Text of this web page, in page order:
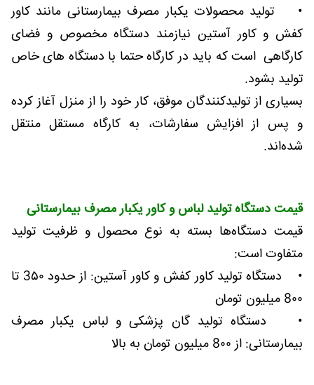
• تولید محصولات یکبار مصرف بیمارستانی مانند کاور
کفش و کاور آستین نیازمند دستگاه مخصوص و فضای
کارگاهی است که باید در کارگاه حتما با دستگاه های خاص
تولید بشود.
بسیاری از تولیدکنندگان موفق، کار خود را از منزل آغاز کرده
و پس از افزایش سفارشات، به کارگاه مستقل منتقل
شده‌اند.
قیمت دستگاه تولید لباس و کاور یکبار مصرف بیمارستانی
قیمت دستگاه‌ها بسته به نوع محصول و ظرفیت تولید
متفاوت است:
• دستگاه تولید کاور کفش و کاور آستین: از حدود 3۵۰ تا
8۰۰ میلیون تومان
• دستگاه تولید گان پزشکی و لباس یکبار مصرف
بیمارستانی: از 8۰۰ میلیون تومان به بالا